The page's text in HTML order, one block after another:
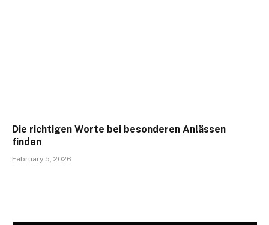
Die richtigen Worte bei besonderen Anlässen
finden
February 5, 2026